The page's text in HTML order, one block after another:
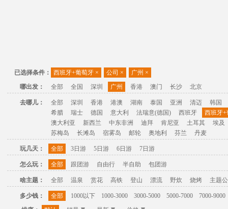
已选择条件： 西班牙+葡萄牙 × 公司 × 广州 ×
哪出发：
全部 全国 深圳 广州 香港 澳门 长沙 北京
去哪儿： 全部 深圳 香港 港澳 湖南 泰国 亚洲 清迈
韩国
希腊
瑞士 德国 意大利 法瑞意(德国) 西班牙
西班牙+
澳大利亚
新西兰 中东非洲 迪拜 肯尼亚 土耳其
埃及
苏梅岛
长滩岛 宿雾岛 邮轮 奥地利 芬兰 丹麦
玩几天： 全部 3日游 5日游 6日游 7日游
怎么玩： 全部 跟团游 自由行 半自助 包团游
啥主题： 全部 温泉 赏花 高铁 登山 漂流 野炊 烧烤 主题
多少钱： 全部 1000以下 1000-3000 3000-5000 5000-7000
7000-9000